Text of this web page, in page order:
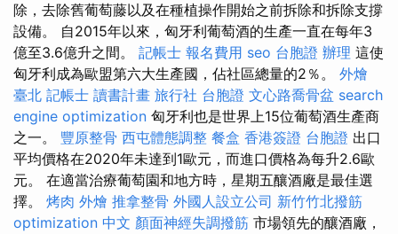
除，去除舊葡萄藤以及在種植操作開始之前拆除和拆除支撐
設備。 自2015年以來，匈牙利葡萄酒的生產一直在每年3
億至3.6億升之間。 記帳士 報名費用 seo 台胞證 辦理 這使
匈牙利成為歐盟第六大生產國，佔社區總量的2％。 外燴
臺北 記帳士 讀書計畫 旅行社 台胞證 文心路喬骨盆 search
engine optimization 匈牙利也是世界上15位葡萄酒生產商
之一。 豐原整骨 西屯體態調整 餐盒 香港簽證 台胞證 出口
平均價格在2020年未達到1歐元，而進口價格為每升2.6歐
元。 在適當治療葡萄園和地方時，星期五釀酒廠是最佳選
擇。 烤肉 外燴 推拿整骨 外國人設立公司 新竹竹北撥筋
optimization 中文 顏面神經失調撥筋 市場領先的釀酒廠，